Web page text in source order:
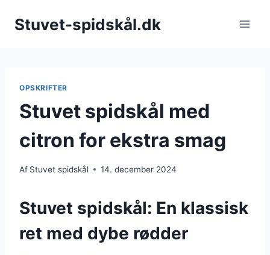
Stuvet-spidskål.dk
OPSKRIFTER
Stuvet spidskål med
citron for ekstra smag
Af Stuvet spidskål 14. december 2024
Stuvet spidskål: En klassisk
ret med dybe rødder